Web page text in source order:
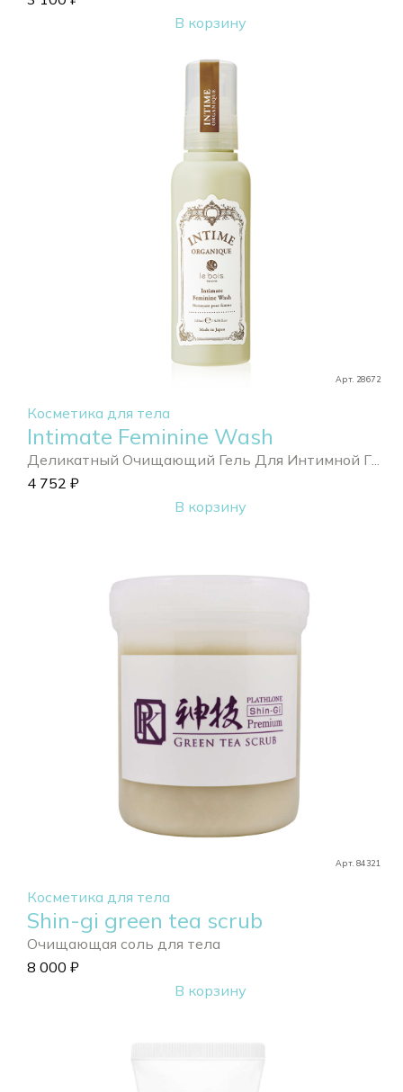
В корзину
Арт. 28672
Косметика для тела
Intimate Feminine Wash
Деликатный Очищающий Гель Для Интимной Г...
4 752 ₽
В корзину
Арт. 84321
Косметика для тела
Shin-gi green tea scrub
Очищающая соль для тела
8 000 ₽
В корзину